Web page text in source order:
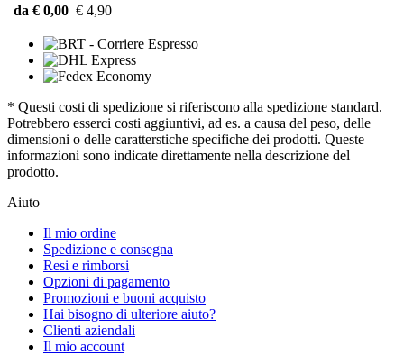
da € 0,00 € 4,90
* Questi costi di spedizione si riferiscono alla spedizione standard.
Potrebbero esserci costi aggiuntivi, ad es. a causa del peso, delle
dimensioni o delle caratterstiche specifiche dei prodotti. Queste
informazioni sono indicate direttamente nella descrizione del
prodotto.
Aiuto
Il mio ordine
Spedizione e consegna
Resi e rimborsi
Opzioni di pagamento
Promozioni e buoni acquisto
Hai bisogno di ulteriore aiuto?
Clienti aziendali
Il mio account